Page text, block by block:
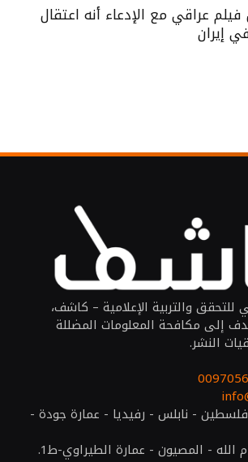
عراقي مع الإدعاء أنه اعتقال
إيران
والتربية الإعلامية – كاشف،
إلى مكافحة المعلومات المضللة
النشر.
- نابلس - رفيديا - عمارة جودة -
الله - المصيون - عمارة الطيراوي-ط1.